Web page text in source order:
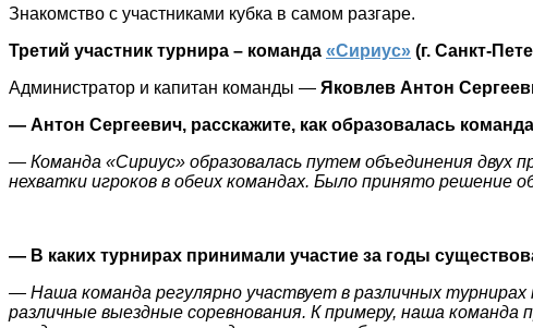
Знакомство с участниками кубка в самом разгаре.
Третий участник турнира – команда «Сириус» (г. Санкт-
Администратор и капитан команды — Яковлев Антон
— Антон Сергеевич, расскажите, как образовалась
— Команда «Сириус» образовалась путем объединения двух
нехватки игроков в обеих командах. Было принято решение
— В каких турнирах принимали участие за годы
— Наша команда регулярно участвует в различных
различные выездные соревнования. К примеру, наша